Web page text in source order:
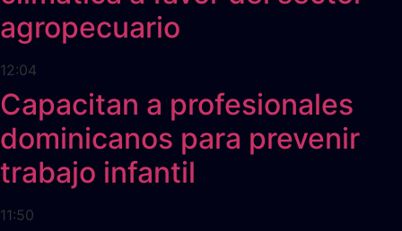
agropecuario
12:04
Capacitan a profesionales
dominicanos para prevenir
trabajo infantil
11:50